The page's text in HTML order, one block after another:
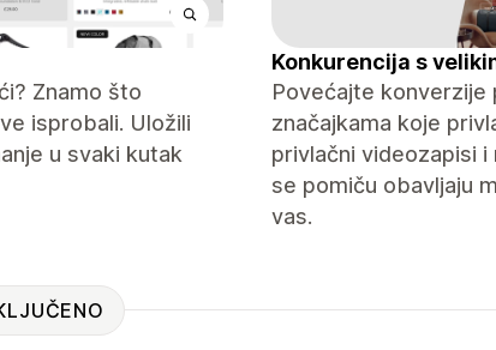
Znamo što
isprobali. Uložili
u svaki kutak
Konkurencija s
Povećajte konverzije
značajkama koje
privlačni videozapisi
se pomiču obavljaju
vas.